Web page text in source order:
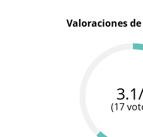
Valoraciones
(17